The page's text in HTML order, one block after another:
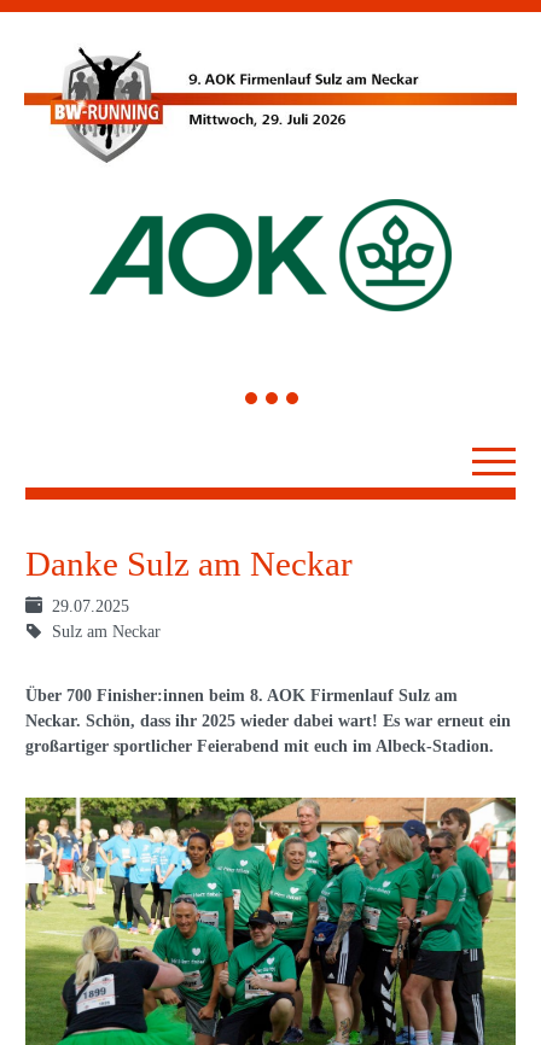
1 2 3
Danke Sulz am Neckar
29.07.2025
Sulz am Neckar
Über 700 Finisher:innen beim 8. AOK Firmenlauf Sulz am
Neckar. Schön, dass ihr 2025 wieder dabei wart! Es war erneut ein
großartiger sportlicher Feierabend mit euch im Albeck-Stadion.